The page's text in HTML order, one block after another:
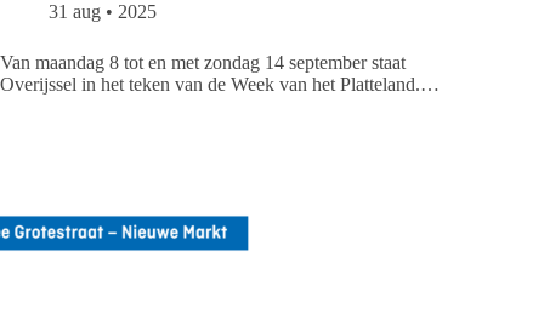
31 aug • 2025
Van maandag 8 tot en met zondag 14 september staat
Overijssel in het teken van de Week van het Platteland.…